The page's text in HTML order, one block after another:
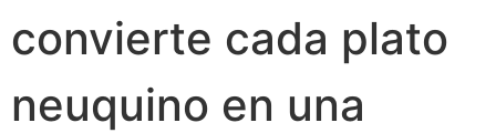
convierte cada plato
neuquino en una